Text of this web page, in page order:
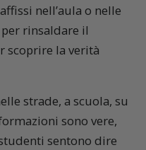
nell’aula o nelle
rinsaldare il
scoprire la verità
strade, a scuola, su
sono vere,
sentono dire